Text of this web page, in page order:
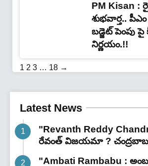
PM Kisan :
శుభవార్త..
బడ్జెట్ పెంపు పై
నిర్ణయం.!!
1 2 3 … 18 →
Latest News
"Revanth Reddy
రేవంత్ విజయమా ?
"Ambati Rambabu :